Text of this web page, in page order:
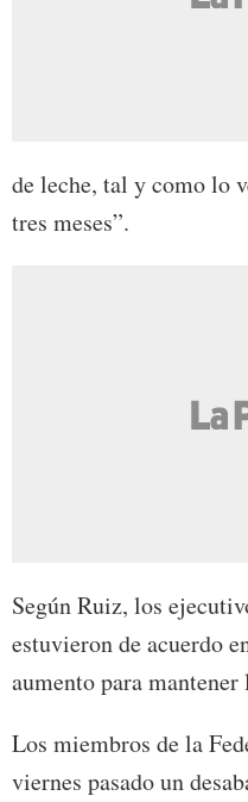
de leche, tal y como lo
tres meses”.
Según Ruiz, los
estuvieron de acuerdo
aumento para
Los miembros de la
viernes pasado un